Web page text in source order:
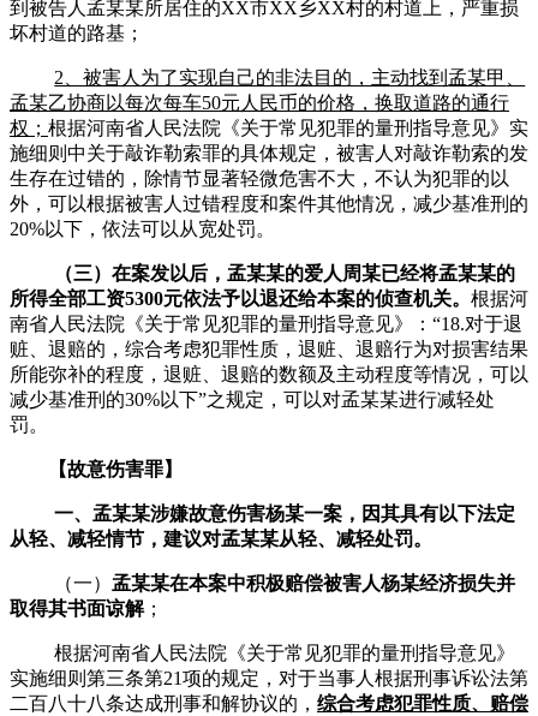
到被告人孟某某所居住的XX市XX乡XX村的村道上，严重损
坏村道的路基；
2、被害人为了实现自己的非法目的，主动找到 孟某甲
孟某乙协商以每次每车50元人民币的价格，换取道路的通行
权； 根据河南省人民法院《关于常见犯罪的量刑指导意见》实
施细则中关于敲诈勒索罪的具体规定， 被害人对敲诈勒索的发
生存在过错的，除情节显著轻微危害不大，不认为犯罪的以
外，可以根据被害人过错程度和案件其他情况，减少基准刑的
20%以下，依法可以从宽处罚。
（三）在案发以后，孟某某的爱人周某已经将孟某某的
所得全部工资5300元依法予以退还给本案的侦查机关。 根据河
南省人民法院《关于常见犯罪的量刑指导意见》
： “18.对于退
赃、退赔的，综合考虑犯罪性质，退赃、退赔行为对损害结果
所能弥补的程度，退赃、退赔的数额及主动程度等情况，可以
减少基准刑的30%以下”之规定，可以对孟某某进行减轻处
罚。
【故意伤害罪】
一、 孟某某涉嫌故意伤害杨某一案，因其具有以下法定
从轻、减轻情节 ， 建议对孟某某从轻、减轻处罚。
（一） 孟某某在本案中积极赔偿被害人杨某经济损失并
取得其书面谅解；
根据河南省人民法院《关于常见犯罪的量刑指导意见》
实施细则第三条第21项的规定，对于当事人根据刑事诉讼法第
二百八十八条达成刑事和解协议的， 综合考虑犯罪性质、赔偿